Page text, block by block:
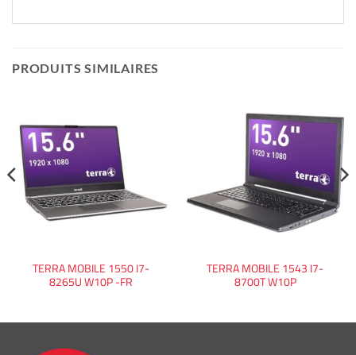
PRODUITS SIMILAIRES
TERRA MOBILE 1550 I7-
8265U W10P -FR
TERRA MOBILE 1543 I7-
8700T W10P